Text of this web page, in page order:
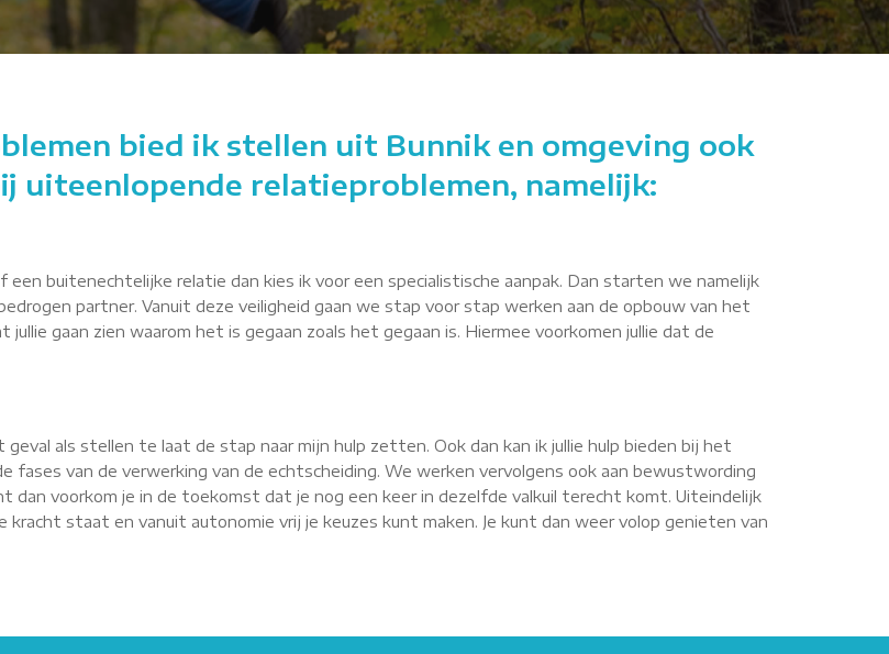
bied ik stellen uit Bunnik en omgeving ook
uiteenlopende relatieproblemen, namelijk:
buitenechtelijke relatie dan kies ik voor een specialistische aanpak. Dan starten we namelijk
partner. Vanuit deze veiligheid gaan we stap voor stap werken aan de opbouw van het
gaan zien waarom het is gegaan zoals het gegaan is. Hiermee voorkomen jullie dat de
als stellen te laat de stap naar mijn hulp zetten. Ook dan kan ik jullie hulp bieden bij het
fases van de verwerking van de echtscheiding. We werken vervolgens ook aan bewustwording
dan voorkom je in de toekomst dat je nog een keer in dezelfde valkuil terecht komt. Uiteindelijk
staat en vanuit autonomie vrij je keuzes kunt maken. Je kunt dan weer volop genieten van